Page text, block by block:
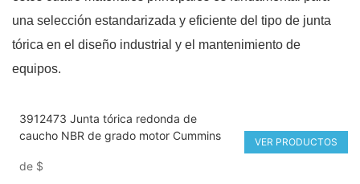
una selección estandarizada y eficiente del tipo de junta
tórica en el diseño industrial y el mantenimiento de
equipos.
3912473 Junta tórica redonda de
caucho NBR de grado motor Cummins
de $
VER PRODUCTOS